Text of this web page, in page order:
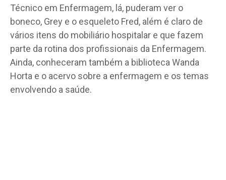
Técnico em Enfermagem, lá, puderam ver o
boneco, Grey e o esqueleto Fred, além é claro de
vários itens do mobiliário hospitalar e que fazem
parte da rotina dos profissionais da Enfermagem.
Ainda, conheceram também a biblioteca Wanda
Horta e o acervo sobre a enfermagem e os temas
envolvendo a saúde.